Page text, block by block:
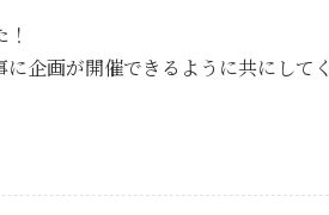
企画が開催できるように共にしてく